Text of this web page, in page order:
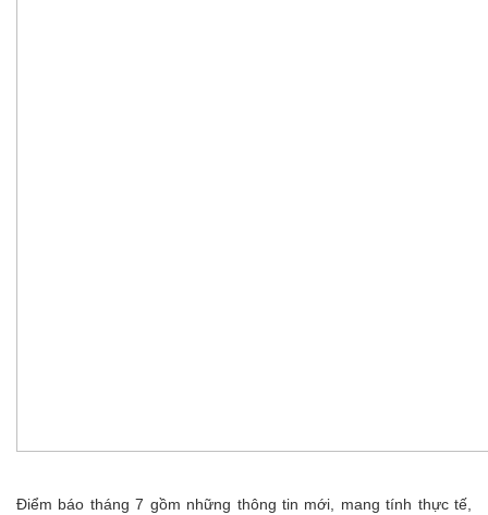
Điểm báo tháng 7 gồm những thông tin mới, mang tính thực tế,